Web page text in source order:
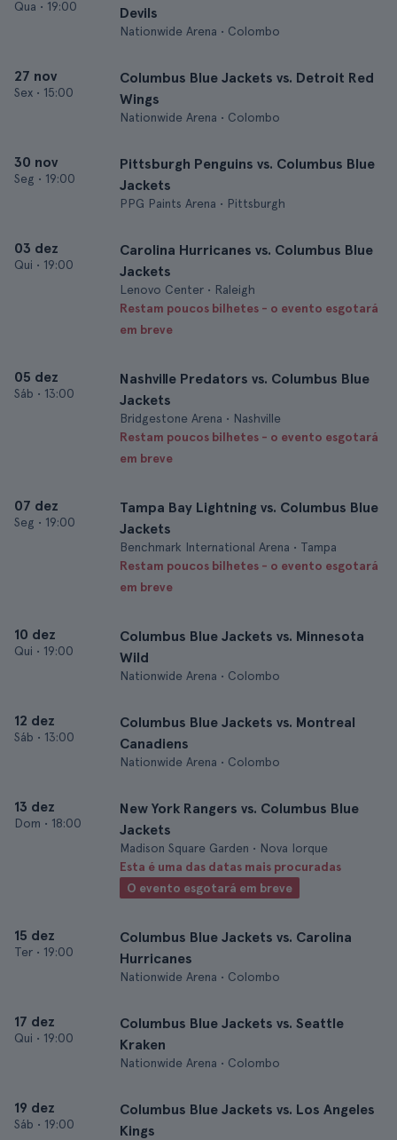
Qua • 19:00 Devils
Nationwide Arena • Colombo
27 nov
Sex • 15:00
Columbus Blue Jackets vs. Detroit Red
Wings
Nationwide Arena • Colombo
30 nov
Seg • 19:00
Pittsburgh Penguins vs. Columbus Blue
Jackets
PPG Paints Arena • Pittsburgh
03 dez
Qui • 19:00
Carolina Hurricanes vs. Columbus Blue
Jackets
Lenovo Center • Raleigh
Restam poucos bilhetes - o evento esgotará
em breve
05 dez
Sáb • 13:00
Nashville Predators vs. Columbus Blue
Jackets
Bridgestone Arena • Nashville
Restam poucos bilhetes - o evento esgotará
em breve
07 dez
Seg • 19:00
Tampa Bay Lightning vs. Columbus Blue
Jackets
Benchmark International Arena • Tampa
Restam poucos bilhetes - o evento esgotará
em breve
10 dez
Qui • 19:00
Columbus Blue Jackets vs. Minnesota
Wild
Nationwide Arena • Colombo
12 dez
Sáb • 13:00
Columbus Blue Jackets vs. Montreal
Canadiens
Nationwide Arena • Colombo
13 dez
Dom • 18:00
New York Rangers vs. Columbus Blue
Jackets
Madison Square Garden • Nova Iorque
Esta é uma das datas mais procuradas
O evento esgotará em breve
15 dez
Ter • 19:00
Columbus Blue Jackets vs. Carolina
Hurricanes
Nationwide Arena • Colombo
17 dez
Qui • 19:00
Columbus Blue Jackets vs. Seattle
Kraken
Nationwide Arena • Colombo
19 dez
Sáb • 19:00
Columbus Blue Jackets vs. Los Angeles
Kings